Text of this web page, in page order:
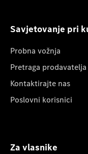
Savjetovanje pri
Probna vožnja
Pretraga prodavatelja
Kontaktirajte nas
Poslovni korisnici
Za vlasnike